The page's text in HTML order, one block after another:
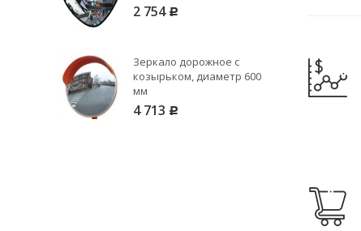
2 754 Р
Зеркало дорожное с
козырьком, диаметр 600
мм
4 713 Р